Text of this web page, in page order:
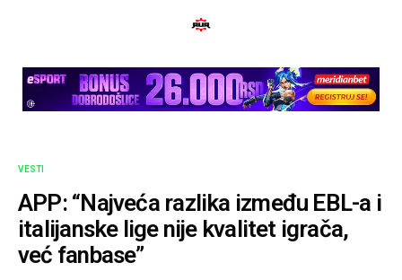
VESTI
APP: “Najveća razlika između EBL-a i
italijanske lige nije kvalitet igrača,
već fanbase”